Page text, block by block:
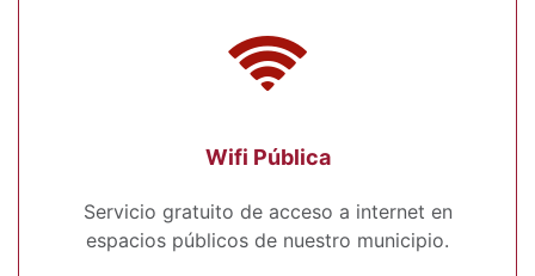
Wifi Pública
Servicio gratuito de acceso a internet en
espacios públicos de nuestro municipio.